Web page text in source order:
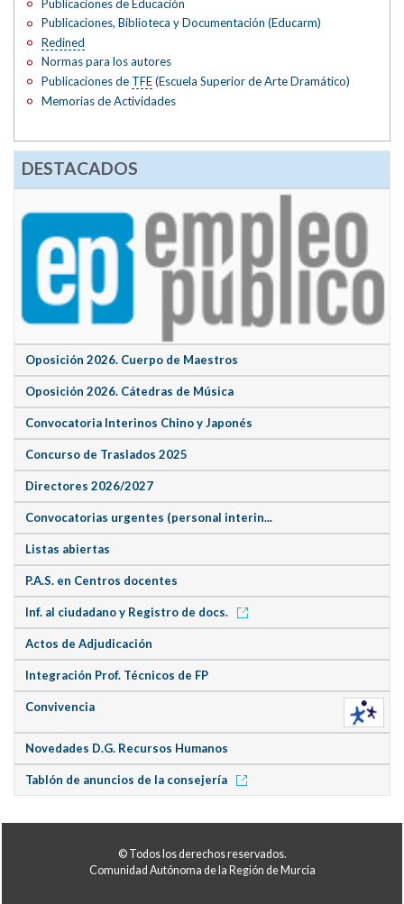
Publicaciones de Educación
Publicaciones, Biblioteca y Documentación (Educarm)
Redined
Normas para los autores
Publicaciones de TFE(Escuela Superior de Arte Dramático)
Memorias de Actividades
DESTACADOS
Oposición 2026. Cuerpo de Maestros
Oposición 2026. Cátedras de Música
Convocatoria Interinos Chino y Japonés
Concurso de Traslados 2025
Directores 2026/2027
Convocatorias urgentes (personal interin...
Listas abiertas
P.A.S. en Centros docentes
Inf. al ciudadano y Registro de docs.
Actos de Adjudicación
Integración Prof. Técnicos de FP
Convivencia
Novedades D.G. Recursos Humanos
Tablón de anuncios de la consejería
© Todos los derechos reservados.
Comunidad Autónoma de la Región de Murcia